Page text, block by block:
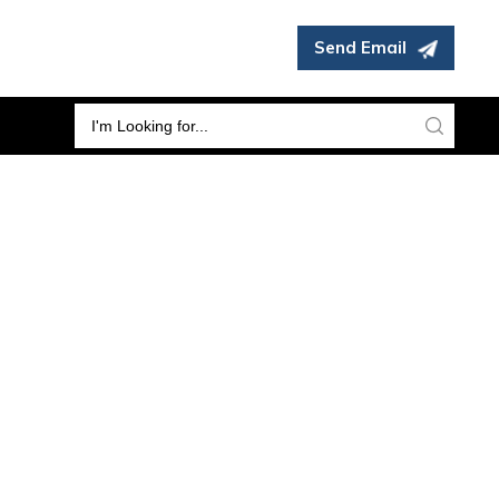
Send Email